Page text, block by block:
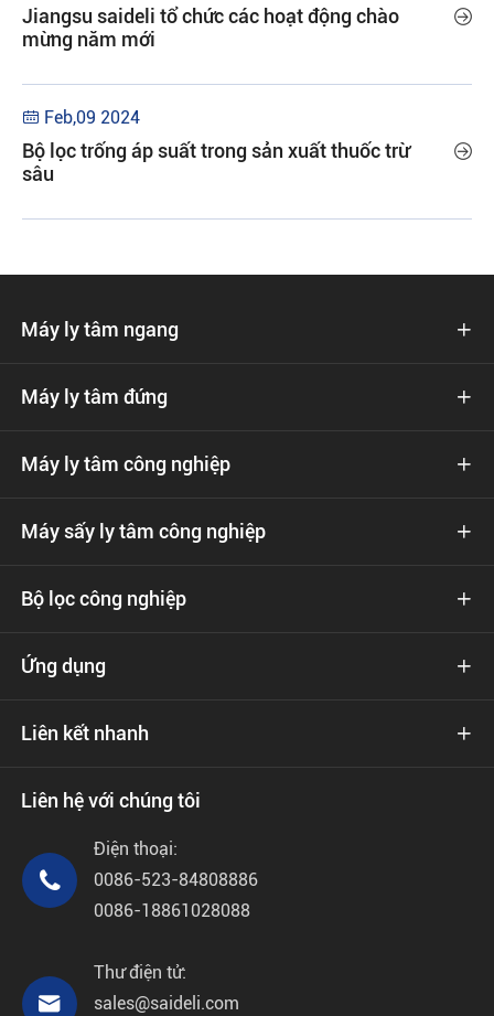
Jiangsu saideli tổ chức các hoạt động chào
mừng năm mới

 Feb,09 2024
Bộ lọc trống áp suất trong sản xuất thuốc trừ
sâu

Máy ly tâm ngang 
Máy ly tâm đứng 
Máy ly tâm công nghiệp 
Máy sấy ly tâm công nghiệp 
Bộ lọc công nghiệp 
Ứng dụng 
Liên kết nhanh 
Liên hệ với chúng tôi

Điện thoại:
0086-523-84808886
0086-18861028088

Thư điện tử:
sales@saideli.com